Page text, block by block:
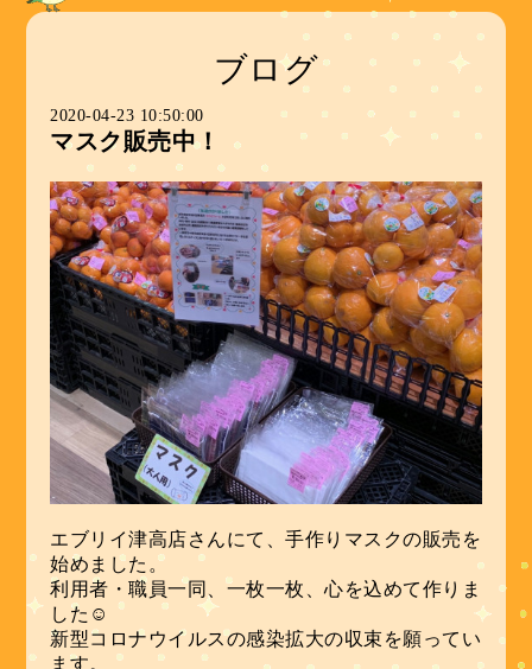
ブログ
2020-04-23 10:50:00
マスク販売中！
エブリイ津高店さんにて、手作りマスクの販売を
始めました。
利用者・職員一同、一枚一枚、心を込めて作りま
した☺
新型コロナウイルスの感染拡大の収束を願ってい
ます。